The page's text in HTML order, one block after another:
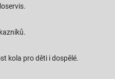
kola pro děti i dospělé.